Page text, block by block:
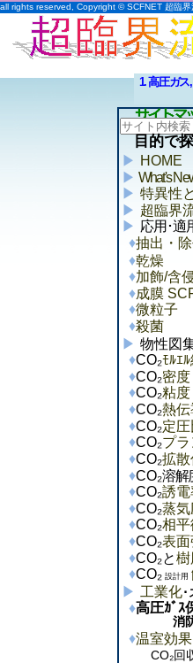
all rights reserved, Copyright © SCFNET 超臨界
1. 高圧ガ
目的で
HOME
What's
特異性
超臨界
応用･適
抽出・除
乾燥
加飾/含
成膜
微粒子
殺菌
物性図
CO₂ﾓﾙｴ
CO₂密度
CO₂粘度
CO₂熱
CO₂定
CO₂プ
CO₂拡散
CO₂溶解
CO₂誘電
CO₂蒸気
CO₂相平
CO₂表面
CO₂と樹
CO₂ 設計用
工業化･
高圧ｶﾞｽ
消
温室効
CO₂回